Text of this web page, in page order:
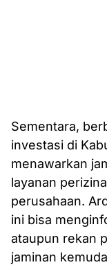
Sementara,
investasi di
menawarkan
layanan
perusahaan.
ini bisa
ataupun rekan
jaminan